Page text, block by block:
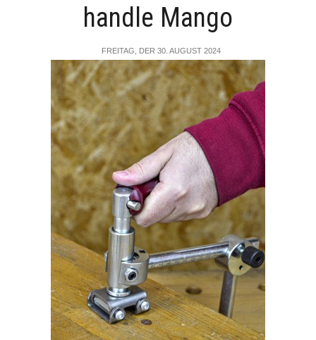
handle Mango
FREITAG, DER 30. AUGUST 2024